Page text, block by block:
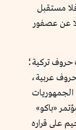
مستقبل
عن عصفور
حروف تركية؛
عربية،
الجمهوريات
«باكو»
على قراره